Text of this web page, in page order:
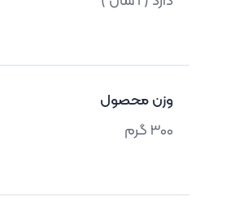
وزن محصول
300 گرم